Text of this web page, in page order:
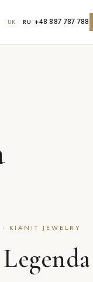
UK RU +48 887 787 788
JEWELRY